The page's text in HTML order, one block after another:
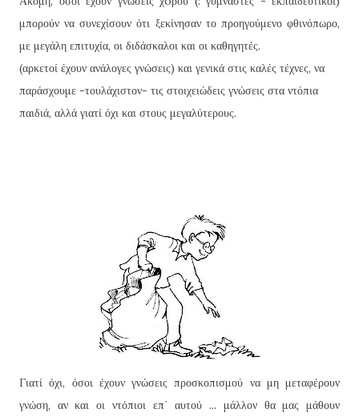
μπορούν να συνεχίσουν ότι ξεκίνησαν το προηγούμενο φθινόπωρο,
με μεγάλη επιτυχία, οι διδάσκαλοι και οι καθηγητές.
(αρκετοί έχουν ανάλογες γνώσεις) και γενικά στις καλές τέχνες, να
παράσχουμε -τουλάχιστον- τις στοιχειώδεις γνώσεις στα ντόπια
παιδιά, αλλά γιατί όχι και στους μεγαλύτερους.
Γιατί όχι, όσοι έχουν γνώσεις προσκοπισμού να μη μεταφέρουν
γνώση, αν και οι ντόπιοι επ΄ αυτού ... μάλλον θα μας μάθουν